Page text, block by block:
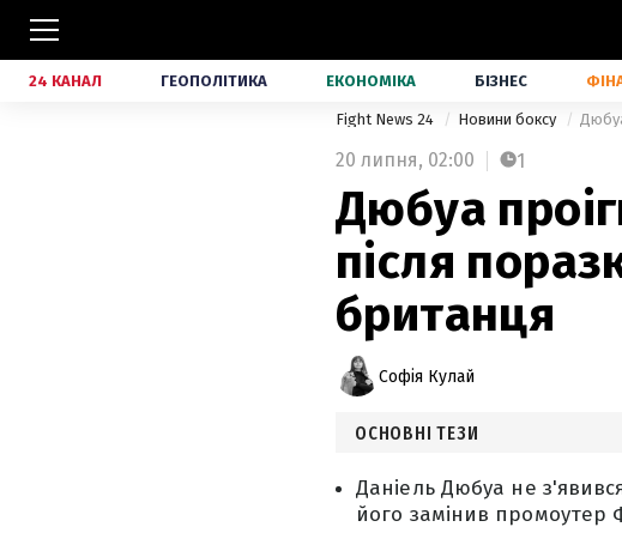
24 КАНАЛ ГЕОПОЛІТИКА ЕКОНОМІКА БІЗНЕС
Fight News 24 Новини боксу
20 липня, 02:00 1
Дюбуа
після
британця
Софія Кулай
ОСНОВНІ ТЕЗИ
Даніель Дюбуа не
його замінив